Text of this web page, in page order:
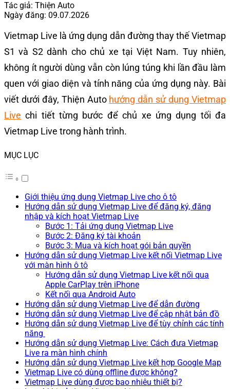
Tác giả: Thiện Auto
Ngày đăng: 09.07.2026
Vietmap Live là ứng dụng dẫn đường thay thế Vietmap
S1 và S2 dành cho chủ xe tại Việt Nam. Tuy nhiên,
không ít người dùng vẫn còn lúng túng khi lần đầu làm
quen với giao diện và tính năng của ứng dụng này. Bài
viết dưới đây, Thiện Auto hướng dẫn sử dụng Vietmap
Live chi tiết từng bước để chủ xe ứng dụng tối đa
Vietmap Live trong hành trình.
MỤC LỤC
Giới thiệu ứng dụng Vietmap Live cho ô tô
Hướng dẫn sử dụng Vietmap Live để đăng ký, đăng
nhập và kích hoạt Vietmap Live
Bước 1: Tải ứng dụng Vietmap Live
Bước 2: Đăng ký tài khoản
Bước 3: Mua và kích hoạt gói bản quyền
Hướng dẫn sử dụng Vietmap Live kết nối Vietmap Live
với màn hình ô tô
Hướng dẫn sử dụng Vietmap Live kết nối qua
Apple CarPlay trên iPhone
Kết nối qua Android Auto
Hướng dẫn sử dụng Vietmap Live để dẫn đường
Hướng dẫn sử dụng Vietmap Live để cập nhật bản đồ
Hướng dẫn sử dụng Vietmap Live để tùy chỉnh các tính
năng
Hướng dẫn sử dụng Vietmap Live: Cách đưa Vietmap
Live ra màn hình chính
Hướng dẫn sử dụng Vietmap Live kết hợp Google Map
Vietmap Live có dùng offline được không?
Vietmap Live dùng được bao nhiêu thiết bị?